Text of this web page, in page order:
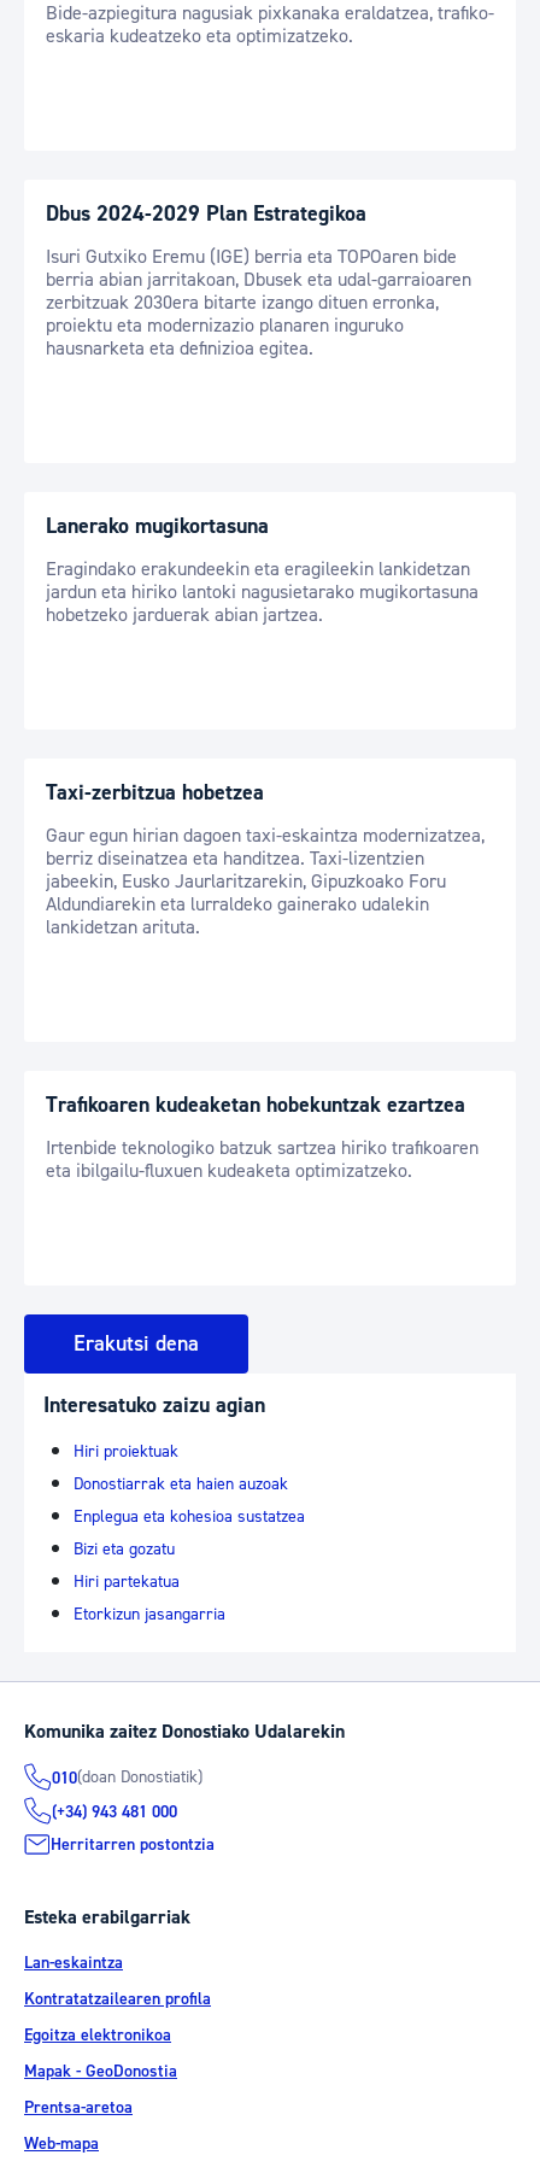
Bide-azpiegitura nagusiak pixkanaka eraldatzea, trafiko-
eskaria kudeatzeko eta optimizatzeko.
Dbus 2024-2029 Plan Estrategikoa
Isuri Gutxiko Eremu (IGE) berria eta TOPOaren bide
berria abian jarritakoan, Dbusek eta udal-garraioaren
zerbitzuak 2030era bitarte izango dituen erronka,
proiektu eta modernizazio planaren inguruko
hausnarketa eta definizioa egitea.
Lanerako mugikortasuna
Eragindako erakundeekin eta eragileekin lankidetzan
jardun eta hiriko lantoki nagusietarako mugikortasuna
hobetzeko jarduerak abian jartzea.
Taxi-zerbitzua hobetzea
Gaur egun hirian dagoen taxi-eskaintza modernizatzea,
berriz diseinatzea eta handitzea. Taxi-lizentzien
jabeekin, Eusko Jaurlaritzarekin, Gipuzkoako Foru
Aldundiarekin eta lurraldeko gainerako udalekin
lankidetzan arituta.
Trafikoaren kudeaketan hobekuntzak ezartzea
Irtenbide teknologiko batzuk sartzea hiriko trafikoaren
eta ibilgailu-fluxuen kudeaketa optimizatzeko.
Erakutsi dena
Interesatuko zaizu agian
Hiri proiektuak
Donostiarrak eta haien auzoak
Enplegua eta kohesioa sustatzea
Bizi eta gozatu
Hiri partekatua
Etorkizun jasangarria
Komunika zaitez Donostiako Udalarekin
010(doan Donostiatik)
(+34) 943 481 000
Herritarren postontzia
Esteka erabilgarriak
Lan-eskaintza
Kontratatzailearen profila
Egoitza elektronikoa
Mapak - GeoDonostia
Prentsa-aretoa
Web-mapa